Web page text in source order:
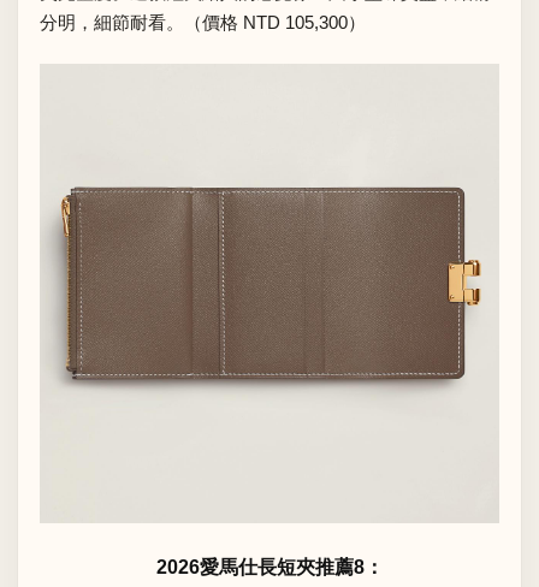
分明，細節耐看。（價格 NTD 105,300）
2026愛馬仕長短夾推薦8：